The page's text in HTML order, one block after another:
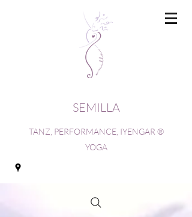
SEMILLA
TANZ, PERFORMANCE, IYENGAR ®
YOGA